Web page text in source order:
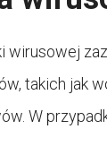
wirusowej
takich jak
W